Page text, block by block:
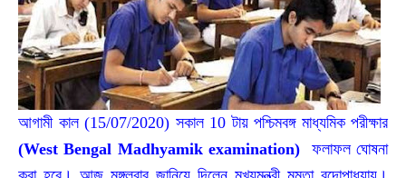
আগামী কাল (15/07/2020) সকাল 10 টায় পশ্চিমবঙ্গ মাধ্যমিক পরীক্ষার
(West Bengal Madhyamik examination)
ফলাফল ঘোষনা